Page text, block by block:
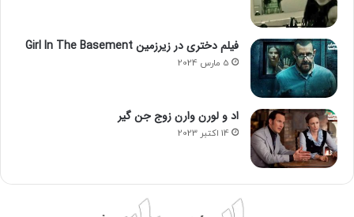
ترس از دلقک چگونه مدیریت یا درمان
می شود؟
اگرچه درمان خاصی برای ترسیدن از دلقک وجود ندارد، اما
کمک‌های درمانی باعث می‌شود تا افراد با این ترس مقابله کنند.
کمک‌های درمانی
فیلم دختری در زیرزمین Girl In The Basement
5 مارس 2024
اد و لورن وارن زوج جن گیر
14 اکتبر 2023